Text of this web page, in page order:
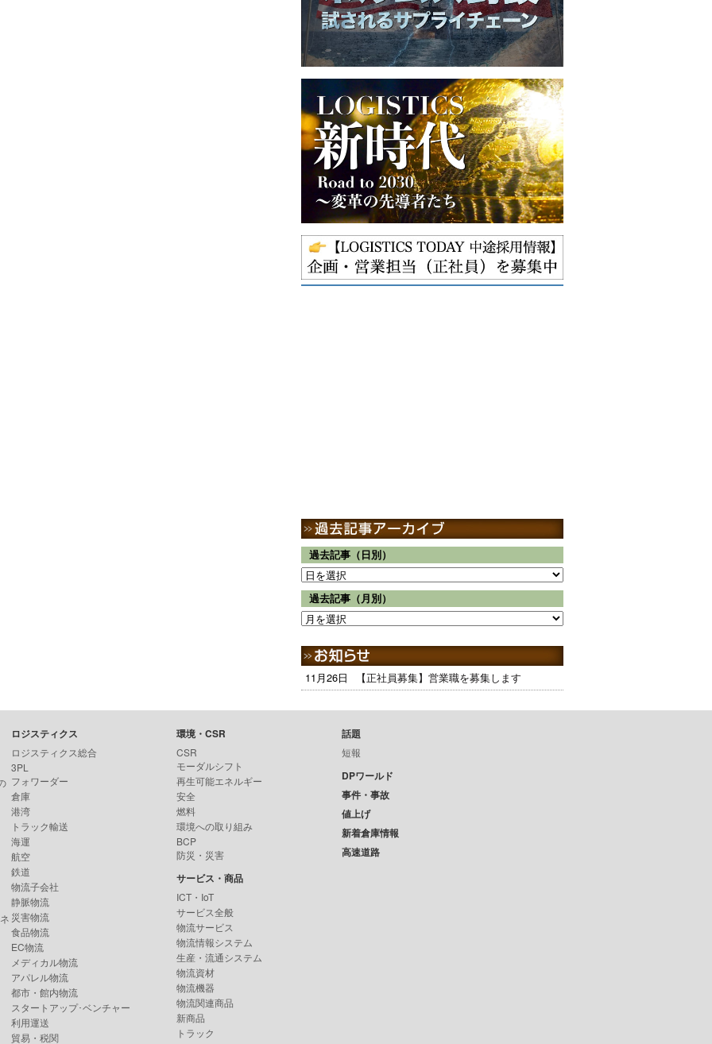
過去記事（日別）
過去記事（月別）
11月26日 【正社員募集】営業職を募集します
ロジスティクス
ロジスティクス総合
3PL
フォワーダー
倉庫
港湾
トラック輸送
海運
航空
鉄道
物流子会社
静脈物流
災害物流
食品物流
EC物流
メディカル物流
アパレル物流
都市・館内物流
スタートアップ･ベンチャー
利用運送
貿易・税関
環境・CSR
CSR
モーダルシフト
再生可能エネルギー
安全
燃料
環境への取り組み
BCP
防災・災害
サービス・商品
ICT・IoT
サービス全般
物流サービス
物流情報システム
生産・流通システム
物流資材
物流機器
物流関連商品
新商品
トラック
話題
短報
DPワールド
事件・事故
値上げ
新着倉庫情報
高速道路